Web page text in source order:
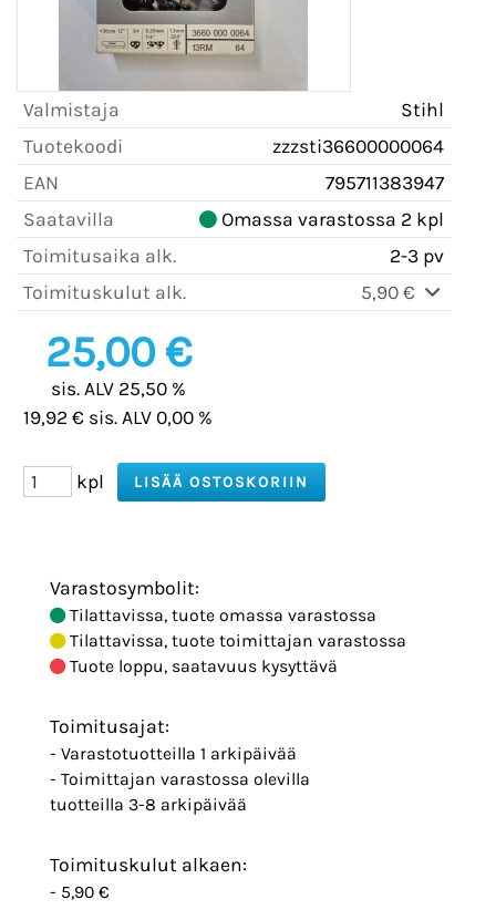
Valmistaja
Stihl
Tuotekoodi
zzzsti36600000064
EAN
795711383947
Saatavilla
Omassa varastossa 2 kpl
Toimitusaika alk.
2-3 pv
Toimituskulut alk.
5,90 €
25,00 €
sis. ALV 25,50 %
19,92 € sis. ALV 0,00 %
kpl
Varastosymbolit:
Tilattavissa, tuote omassa varastossa
Tilattavissa, tuote toimittajan varastossa
Tuote loppu, saatavuus kysyttävä
Toimitusajat:
- Varastotuotteilla 1 arkipäivää
- Toimittajan varastossa olevilla
tuotteilla 3-8 arkipäivää
Toimituskulut alkaen:
- 5,90 €